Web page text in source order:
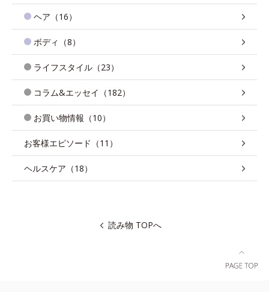
ヘア（16）
ボディ（8）
ライフスタイル（23）
コラム&エッセイ（182）
お買い物情報（10）
お客様エピソード（11）
ヘルスケア（18）
読み物 TOPへ